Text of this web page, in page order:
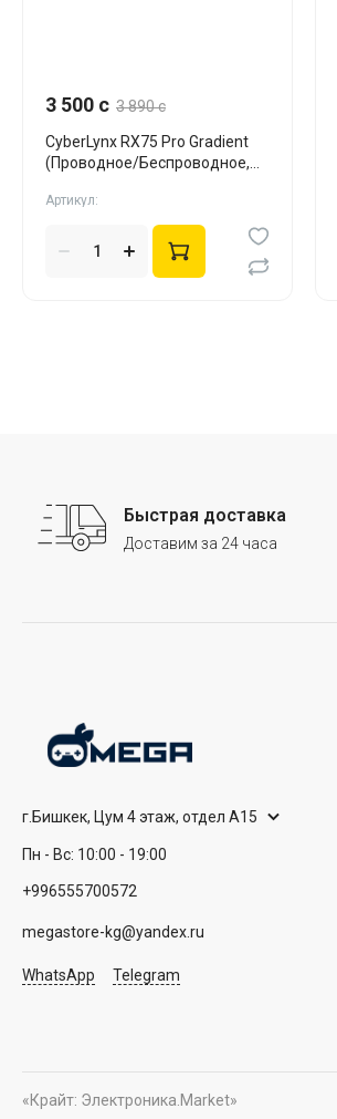
3 500 c 3 890 c
CyberLynx RX75 Pro Gradient
(Проводное/Беспроводное,
Артикул:
Быстрая доставка
Доставим за 24 часа
г.Бишкек, Цум 4 этаж, отдел А15
Пн - Вс: 10:00 - 19:00
+996555700572
megastore-kg@yandex.ru
WhatsApp Telegram
«Крайт: Электроника.Market»